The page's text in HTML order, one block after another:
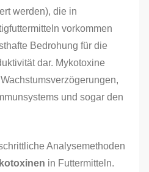
werden), die in
vorkommen
Bedrohung für die
dar. Mykotoxine
und sogar den
Analysemethoden
in Futtermitteln.